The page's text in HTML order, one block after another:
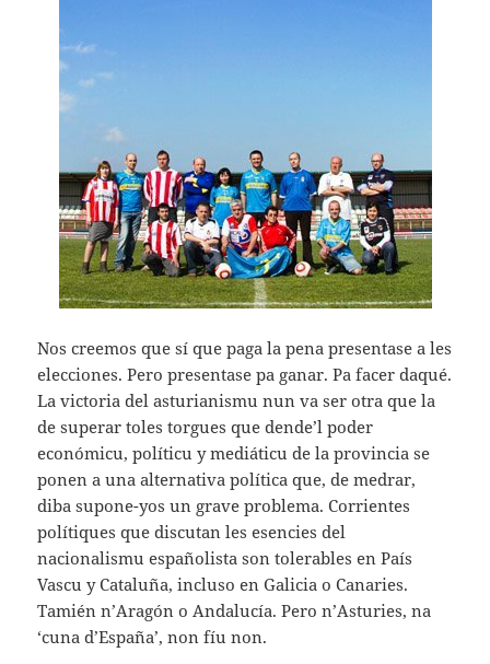
Nos creemos que sí que paga la pena presentase a les
elecciones. Pero presentase pa ganar. Pa facer daqué.
La victoria del asturianismu nun va ser otra que la
de superar toles torgues que dende’l poder
económicu, políticu y mediáticu de la provincia se
ponen a una alternativa política que, de medrar,
diba supone-yos un grave problema. Corrientes
polítiques que discutan les esencies del
nacionalismu españolista son tolerables en País
Vascu y Cataluña, incluso en Galicia o Canaries.
Tamién n’Aragón o Andalucía. Pero n’Asturies, na
‘cuna d’España’, non fíu non.